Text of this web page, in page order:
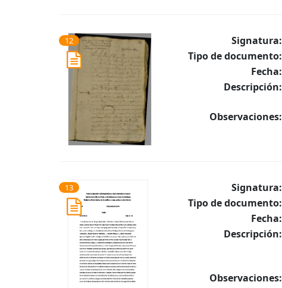
12 Signatura:
Tipo de documento:
Fecha:
Descripción:
Observaciones:
13 Signatura:
Tipo de documento:
Fecha:
Descripción:
Observaciones: